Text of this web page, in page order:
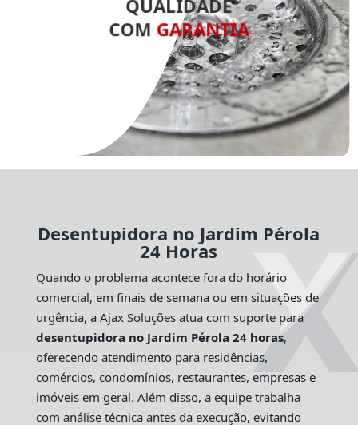
QUALIDADE
COM GARANTIA
Desentupidora no Jardim Pérola
24 Horas
Quando o problema acontece fora do horário
comercial, em finais de semana ou em situações de
urgência, a Ajax Soluções atua com suporte para
desentupidora no Jardim Pérola 24 horas,
oferecendo atendimento para residências,
comércios, condomínios, restaurantes, empresas e
imóveis em geral. Além disso, a equipe trabalha
com análise técnica antes da execução, evitando